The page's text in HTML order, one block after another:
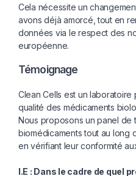
Cela nécessite un
avons déjà amorcé, tout en
données via le respect des
européenne.
Témoignage
Clean Cells est un
qualité des médicaments
Nous proposons un panel de
biomédicaments tout au long
en vérifiant leur conformité
I.E : Dans le cadre de quel